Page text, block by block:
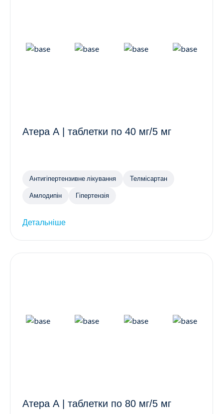
Атера А | таблетки по 40 мг/5 мг
Антигіпертензивне лікування Телмісартан
Амлодипін Гіпертензія
Детальніше
Атера А | таблетки по 80 мг/5 мг